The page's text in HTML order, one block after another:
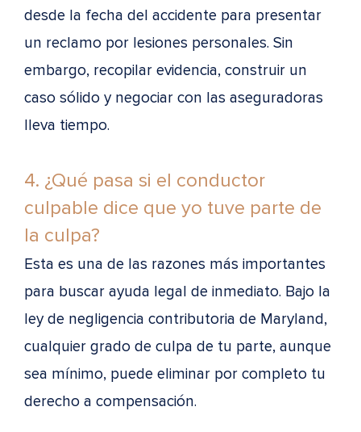
desde la fecha del accidente para presentar
un reclamo por lesiones personales. Sin
embargo, recopilar evidencia, construir un
caso sólido y negociar con las aseguradoras
lleva tiempo.
4. ¿Qué pasa si el conductor
culpable dice que yo tuve parte de
la culpa?
Esta es una de las razones más importantes
para buscar ayuda legal de inmediato. Bajo la
ley de negligencia contributoria de Maryland,
cualquier grado de culpa de tu parte, aunque
sea mínimo, puede eliminar por completo tu
derecho a compensación.